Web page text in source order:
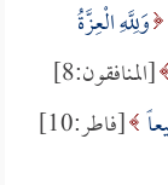
وَلِلَّهِ الْعِزَّةُ
[المنافقون:8]
[فاطر:10]